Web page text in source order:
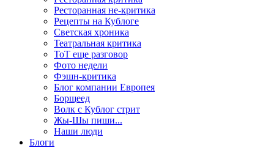
Ресторанная не-критика
Рецепты на Кублоге
Светская хроника
Театральная критика
ТоТ еще разговор
Фото недели
Фэшн-критика
Блог компании Европея
Борщеед
Волк с Кублог стрит
Жы-Шы пиши...
Наши люди
Блоги